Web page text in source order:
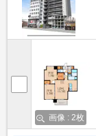
画像 : 2枚